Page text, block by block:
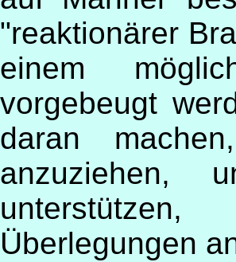
"reaktionärer
einem
vorgebeugt
daran
anzuziehen,
Überlegungen